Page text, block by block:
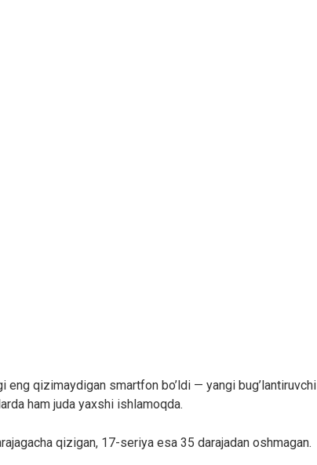
eng qizimaydigan smartfon bo’ldi — yangi bug’lantiruvchi
ham juda yaxshi ishlamoqda.
qizigan, 17-seriya esa 35 darajadan oshmagan.